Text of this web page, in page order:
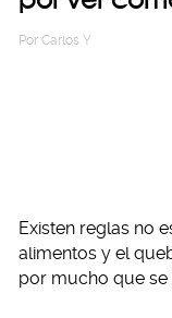
Por Carlos Y
Existen reglas no
alimentos y el
por mucho que se